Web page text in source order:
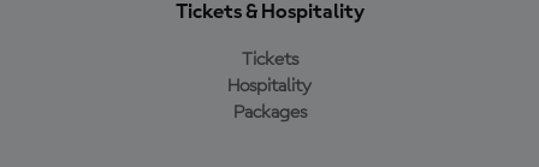
Tickets & Hospitality
Tickets
Hospitality
Packages